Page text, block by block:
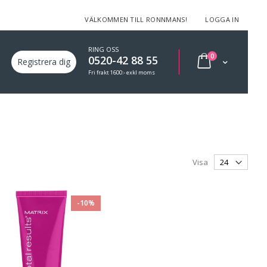
VÄLKOMMEN TILL RONNMANS! LOGGA IN
Min varukorg
0varor
Registrera dig
RING OSS
0520-42 88 55
Fri frakt 1600:- exkl moms
Visa
-10%